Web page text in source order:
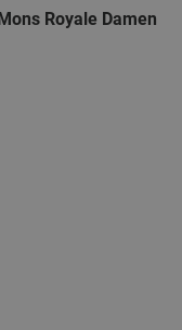
Royale Damen